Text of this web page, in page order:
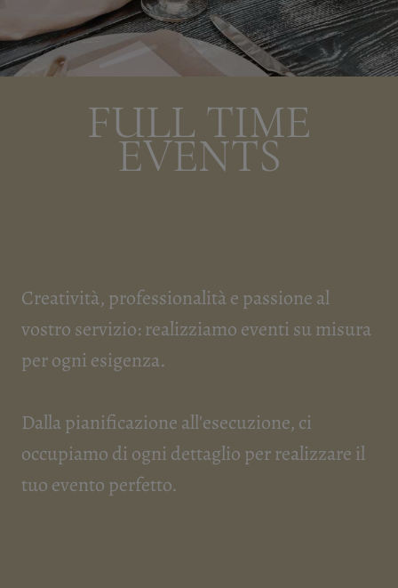
FULL TIME
EVENTS
Creatività, professionalità e passione al
vostro servizio: realizziamo eventi su misura
per ogni esigenza.
Dalla pianificazione all'esecuzione, ci
occupiamo di ogni dettaglio per realizzare il
tuo evento perfetto.